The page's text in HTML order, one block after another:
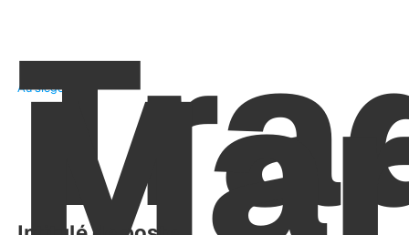
Au siège